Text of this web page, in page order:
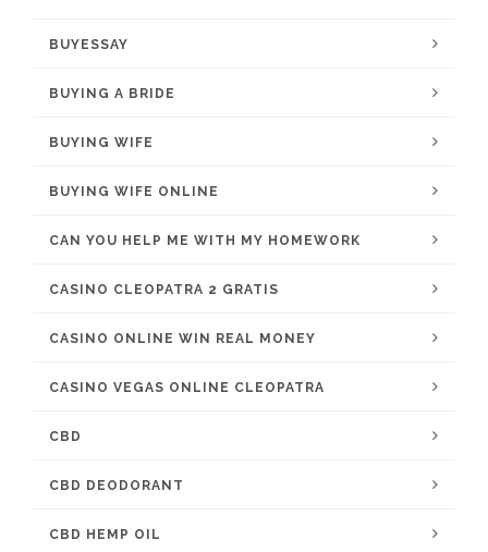
BUYESSAY
BUYING A BRIDE
BUYING WIFE
BUYING WIFE ONLINE
CAN YOU HELP ME WITH MY HOMEWORK
CASINO CLEOPATRA 2 GRATIS
CASINO ONLINE WIN REAL MONEY
CASINO VEGAS ONLINE CLEOPATRA
CBD
CBD DEODORANT
CBD HEMP OIL